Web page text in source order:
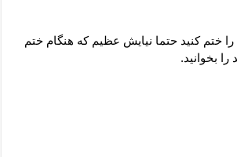
در یک روز – دعای ثروت حضرت سلیمان
ختم کنید حتما نیایش عظیم که هنگام ختم
بخوانید.